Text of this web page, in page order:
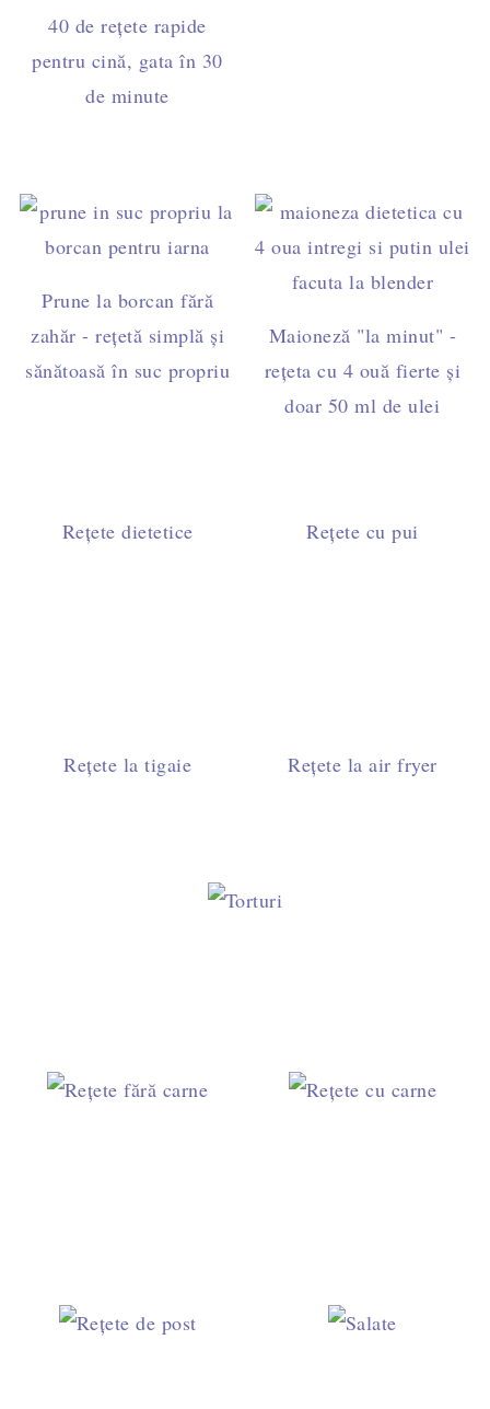
40 de rețete rapide
pentru cină, gata în 30
de minute
Prune la borcan fără
zahăr - rețetă simplă și
sănătoasă în suc propriu
Maioneză "la minut" -
rețeta cu 4 ouă fierte și
doar 50 ml de ulei
Rețete dietetice Rețete cu pui
Rețete la tigaie Rețete la air fryer